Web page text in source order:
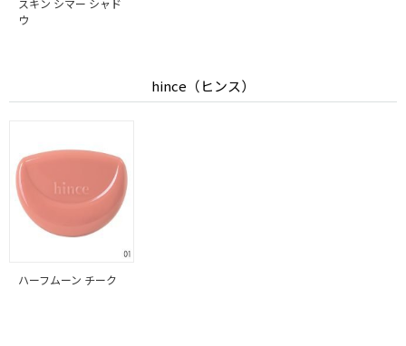
スキン シマー シャド
ウ
hince（ヒンス）
ハーフムーン チーク